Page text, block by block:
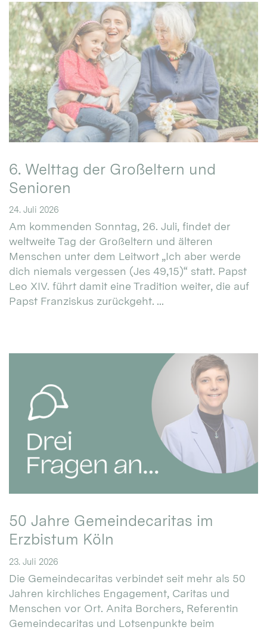
6. Welttag der Großeltern und
Senioren
24. Juli 2026
Am kommenden Sonntag, 26. Juli, findet der
weltweite Tag der Großeltern und älteren
Menschen unter dem Leitwort „Ich aber werde
dich niemals vergessen (Jes 49,15)“ statt. Papst
Leo XIV. führt damit eine Tradition weiter, die auf
Papst Franziskus zurückgeht. ...
50 Jahre Gemeindecaritas im
Erzbistum Köln
23. Juli 2026
Die Gemeindecaritas verbindet seit mehr als 50
Jahren kirchliches Engagement, Caritas und
Menschen vor Ort. Anita Borchers, Referentin
Gemeindecaritas und Lotsenpunkte beim